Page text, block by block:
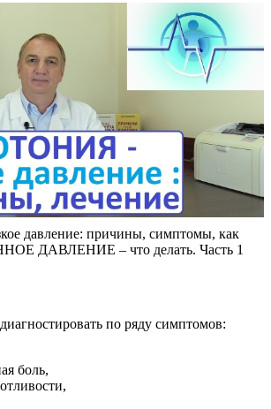
давление: причины, симптомы, как
ДАВЛЕНИЕ – что делать. Часть 1
по ряду симптомов:
боль,